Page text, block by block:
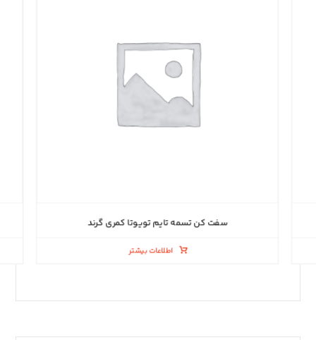
سفت کن تسمه تایم تویوتا کمری گرند
اطلاعات بیشتر